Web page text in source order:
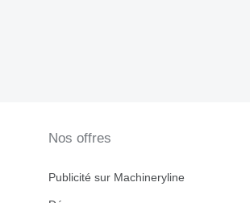
Nos offres
Publicité sur Machineryline